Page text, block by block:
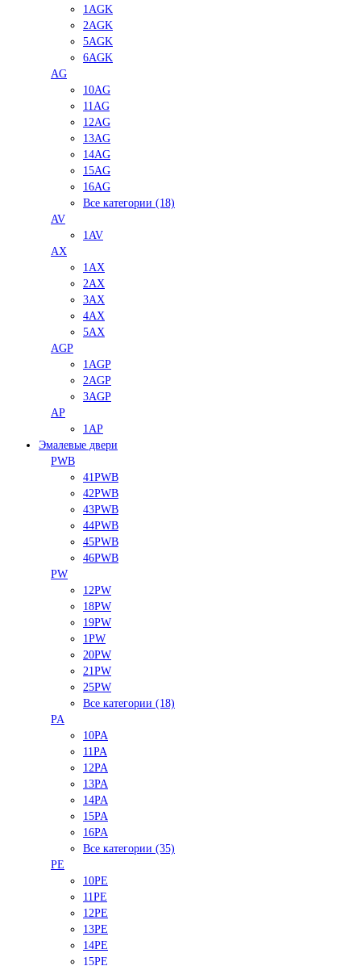
1AGK
2AGK
5AGK
6AGK
AG
10AG
11AG
12AG
13AG
14AG
15AG
16AG
Все категории (18)
AV
1AV
AX
1AX
2AX
3AX
4AX
5AX
AGP
1AGP
2AGP
3AGP
AP
1AP
Эмалевые двери
PWB
41PWB
42PWB
43PWB
44PWB
45PWB
46PWB
PW
12PW
18PW
19PW
1PW
20PW
21PW
25PW
Все категории (18)
PA
10PA
11PA
12PA
13PA
14PA
15PA
16PA
Все категории (35)
PE
10PE
11PE
12PE
13PE
14PE
15PE